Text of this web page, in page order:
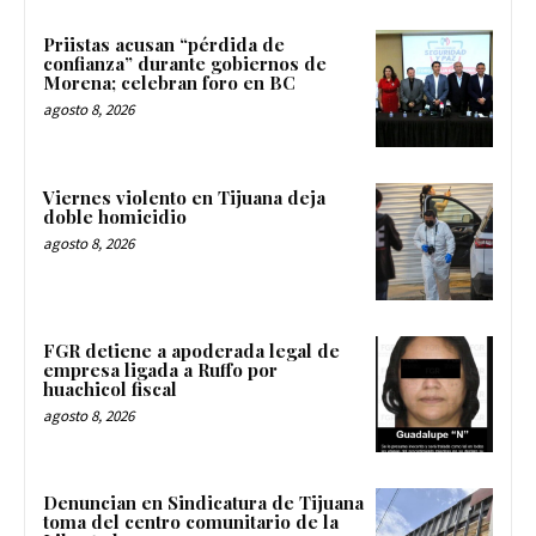
Priistas acusan “pérdida de
confianza” durante gobiernos de
Morena; celebran foro en BC
agosto 8, 2026
Viernes violento en Tijuana deja
doble homicidio
agosto 8, 2026
FGR detiene a apoderada legal de
empresa ligada a Ruffo por
huachicol fiscal
agosto 8, 2026
Denuncian en Sindicatura de Tijuana
toma del centro comunitario de la